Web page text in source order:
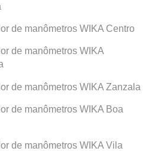
de manômetros WIKA Centro
de manômetros WIKA
de manômetros WIKA Zanzala
de manômetros WIKA Boa
de manômetros WIKA Vila